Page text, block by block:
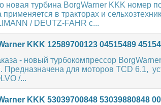
новая турбина BorgWarner KKK номер
в тракторах и
/ DEUTZ-FAHR с...
KKK 12589700123 04515489
- новый турбокомпрессор
Предназначена для моторов TCD 6.1,
/...
KKK 53039700848 53039880848